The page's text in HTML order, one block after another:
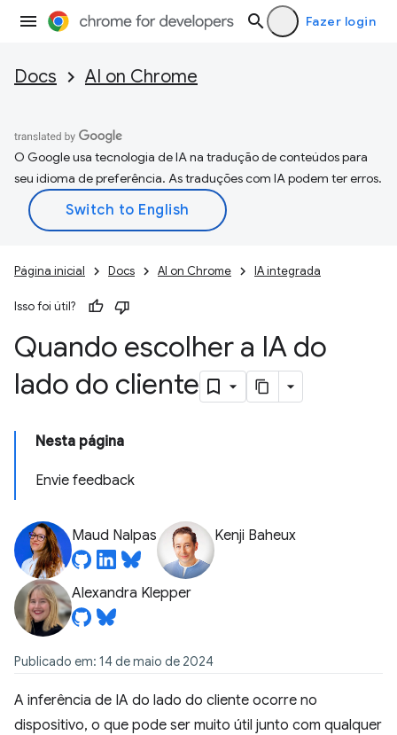
Fazer login
Docs AI on Chrome
O Google usa tecnologia de IA na tradução de conteúdos para
seu idioma de preferência. As traduções com IA podem ter erros.
Página inicial Docs AI on Chrome IA integrada
Isso foi útil?
Quando escolher a IA do
lado do cliente
Nesta página
Envie feedback
Maud Nalpas Kenji Baheux
Alexandra Klepper
Publicado em: 14 de maio de 2024
A inferência de IA do lado do cliente ocorre no
dispositivo, o que pode ser muito útil junto com qualquer